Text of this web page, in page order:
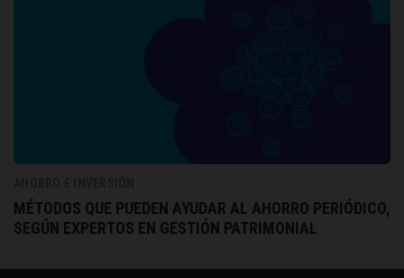
MÉTODOS QUE PUEDEN AYUDAR AL AHORRO PERIÓDICO,
SEGÚN EXPERTOS EN GESTIÓN PATRIMONIAL